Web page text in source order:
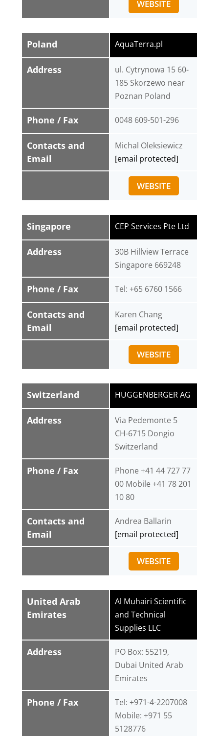
WEBSITE
Poland
Address
Phone / Fax
Contacts and
Email
AquaTerra.pl
ul. Cytrynowa 15 60-
185 Skorzewo near
Poznan Poland
0048 609-501-296
Michal Oleksiewicz
[email protected]
WEBSITE
Singapore
Address
Phone / Fax
Contacts and
Email
CEP Services Pte Ltd
30B Hillview Terrace
Singapore 669248
Tel: +65 6760 1566
Karen Chang
[email protected]
WEBSITE
Switzerland
Address
Phone / Fax
Contacts and
Email
HUGGENBERGER AG
Via Pedemonte 5
CH-6715 Dongio
Switzerland
Phone +41 44 727 77
00 Mobile +41 78 201
10 80
Andrea Ballarin
[email protected]
WEBSITE
United Arab
Emirates
Address
Phone / Fax
Al Muhairi Scientific
and Technical
Supplies LLC
PO Box: 55219,
Dubai United Arab
Emirates
Tel: +971-4-2207008
Mobile: +971 55
5128776